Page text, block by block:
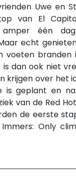
Uwe en
van El
amper één
echt
voeten branden
dan ook niet
krijgen over het
is geplant en
van de Red
de eerste
Only